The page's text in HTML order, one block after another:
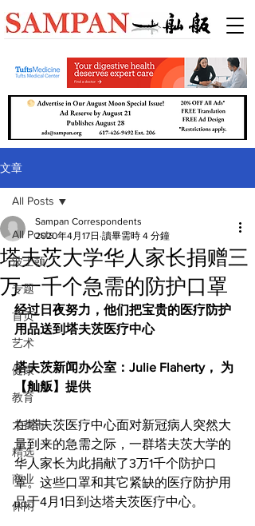
文章
All Posts
波士顿
专题
首页
艺术
健康
教育
大都市
精选
商业
休闲
All Posts
塔夫茨大学华人家长捐赠三
万一千个急需的防护口罩
Sampan Correspondents
2020年4月17日 讀畢需時 4 分鐘
经过日夜努力，他们把宝贵的医疗防护
用品送到塔夫茨医疗中心
塔夫茨新闻办公室：Julie Flaherty， 为
【舢舨】提供
在塔夫茨医疗中心面对新冠病人突然大
量到来的急需之际，一群塔夫茨大学的
华人家长为此捐献了3万1千个防护口
罩。这些口罩和其它紧缺的医疗防护用
品于4月1日到达塔夫茨医疗中心。